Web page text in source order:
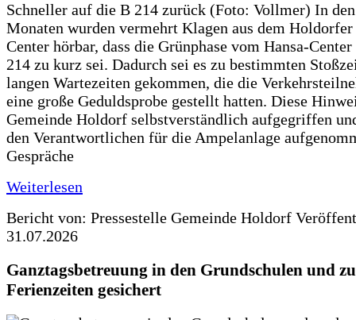
Schneller auf die B 214 zurück (Foto: Vollmer) In
Monaten wurden vermehrt Klagen aus dem Holdorfer
Center hörbar, dass die Grünphase vom Hansa-
214 zu kurz sei. Dadurch sei es zu bestimmten
langen Wartezeiten gekommen, die die
eine große Geduldsprobe gestellt hatten. Diese
Gemeinde Holdorf selbstverständlich aufgegriffen
den Verantwortlichen für die Ampelanlage
Gespräche
Weiterlesen
Bericht von: Pressestelle Gemeinde Holdorf
31.07.2026
Ganztagsbetreuung in den Grundschulen und
Ferienzeiten gesichert